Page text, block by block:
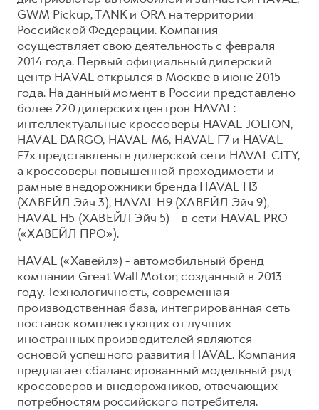
GWM Pickup, TANK и ORA на территории
Российской Федерации. Компания
осуществляет свою деятельность с февраля
2014 года. Первый официальный дилерский
центр HAVAL открылся в Москве в июне 2015
года. На данный момент в России представлено
более 220 дилерских центров HAVAL:
интеллектуальные кроссоверы HAVAL JOLION,
HAVAL DARGO, HAVAL М6, HAVAL F7 и HAVAL
F7x представлены в дилерской сети HAVAL CITY,
а кроссоверы повышенной проходимости и
рамные внедорожники бренда HAVAL H3
(ХАВЕЙЛ Эйч 3), HAVAL H9 (ХАВЕЙЛ Эйч 9),
HAVAL H5 (ХАВЕЙЛ Эйч 5) – в сети HAVAL PRO
(«ХАВЕЙЛ ПРО»).
HAVAL («Хавейл») - автомобильный бренд
компании Great Wall Motor, созданный в 2013
году. Технологичность, современная
производственная база, интегрированная сеть
поставок комплектующих от лучших
иностранных производителей являются
основой успешного развития HAVAL. Компания
предлагает сбалансированный модельный ряд
кроссоверов и внедорожников, отвечающих
потребностям российского потребителя.